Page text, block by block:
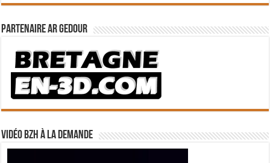
Partenaire Ar Gedour
Vidéo BZH à la demande